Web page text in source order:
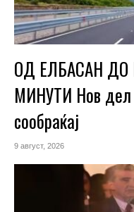
ОД ЕЛБАСАН ДО
МИНУТИ Нов дел
сообраќај
9 август, 2026